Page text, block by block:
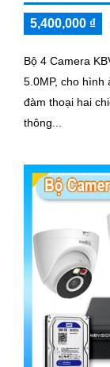
5,400,000 ₫
Bộ 4 Camera
5.0MP, cho hình ảnh
đàm thoại hai
thông...